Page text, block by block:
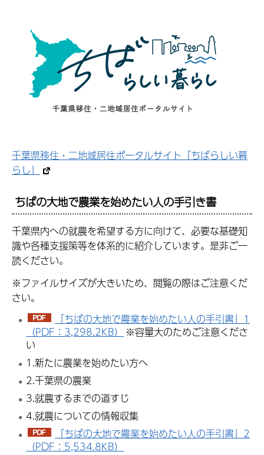
千葉県移住・二地域居住ポータルサイト「ちばらしい暮
らし」
ちばの大地で農業を始めたい人の手引き書
千葉県内への就農を希望する方に向けて、必要な基礎知
識や各種支援策等を体系的に紹介しています。是非ご一
読ください。
※ファイルサイズが大きいため、閲覧の際はご注意くだ
さい。
「ちばの大地で農業を始めたい人の手引書」1
（PDF：3,298.2KB）
※容量大のためご注意くださ
い
1.新たに農業を始めたい方へ
2.千葉県の農業
3.就農するまでの道すじ
4.就農についての情報収集
「ちばの大地で農業を始めたい人の手引書」2
（PDF：5,534.8KB）